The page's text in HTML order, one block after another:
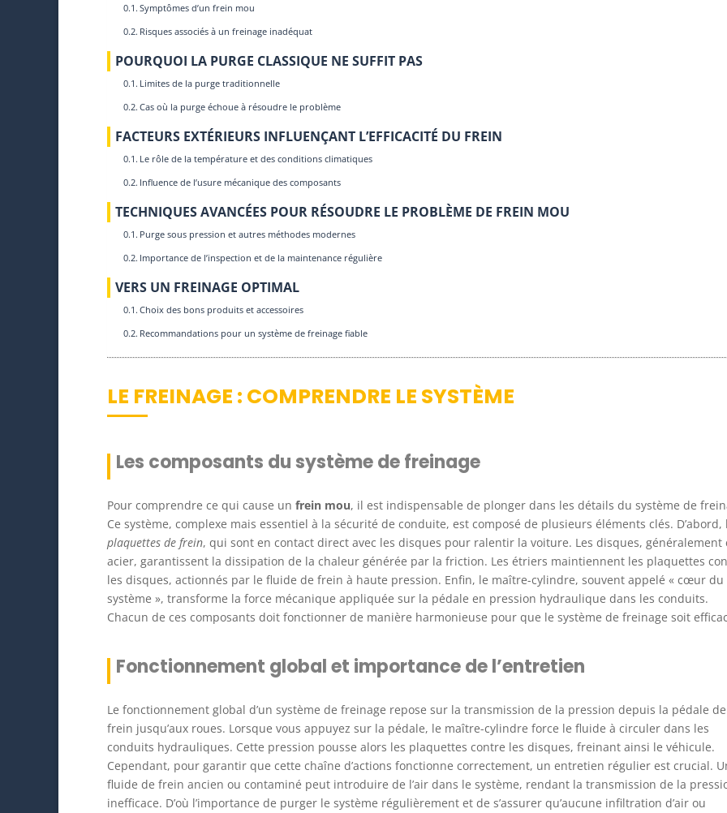
Symptômes d’un frein mou
Risques associés à un freinage inadéquat
POURQUOI LA PURGE CLASSIQUE NE SUFFIT PAS
Limites de la purge traditionnelle
Cas où la purge échoue à résoudre le problème
FACTEURS EXTÉRIEURS INFLUENÇANT L’EFFICACITÉ DU FREIN
Le rôle de la température et des conditions climatiques
Influence de l’usure mécanique des composants
TECHNIQUES AVANCÉES POUR RÉSOUDRE LE PROBLÈME DE FREIN MOU
Purge sous pression et autres méthodes modernes
Importance de l’inspection et de la maintenance régulière
VERS UN FREINAGE OPTIMAL
Choix des bons produits et accessoires
Recommandations pour un système de freinage fiable
LE FREINAGE : COMPRENDRE LE SYSTÈME
Les composants du système de freinage
Pour comprendre ce qui cause un frein mou, il est indispensable de plonger dans les détails du système de
Ce système, complexe mais essentiel à la sécurité de conduite, est composé de plusieurs éléments clés. D’abord,
plaquettes de frein, qui sont en contact direct avec les disques pour ralentir la voiture. Les disques, généralement
acier, garantissent la dissipation de la chaleur générée par la friction. Les étriers maintiennent les plaquettes
les disques, actionnés par le fluide de frein à haute pression. Enfin, le maître-cylindre, souvent appelé « cœur du
système », transforme la force mécanique appliquée sur la pédale en pression hydraulique dans les conduits.
Chacun de ces composants doit fonctionner de manière harmonieuse pour que le système de freinage soit
Fonctionnement global et importance de l’entretien
Le fonctionnement global d’un système de freinage repose sur la transmission de la pression depuis la pédale de
frein jusqu’aux roues. Lorsque vous appuyez sur la pédale, le maître-cylindre force le fluide à circuler dans les
conduits hydrauliques. Cette pression pousse alors les plaquettes contre les disques, freinant ainsi le véhicule.
Cependant, pour garantir que cette chaîne d’actions fonctionne correctement, un entretien régulier est crucial.
fluide de frein ancien ou contaminé peut introduire de l’air dans le système, rendant la transmission de la
inefficace. D’où l’importance de purger le système régulièrement et de s’assurer qu’aucune infiltration d’air ou